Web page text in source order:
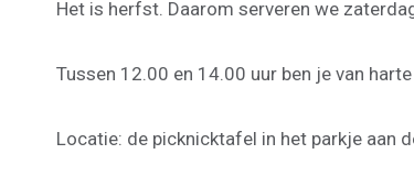
Het is herfst. Daarom serveren we
Tussen 12.00 en 14.00 uur ben je van
Locatie: de picknicktafel in het parkje aan